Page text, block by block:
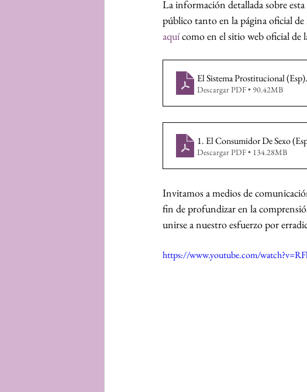
La información detallada sobre esta
público tanto en la página oficial
aquí como en el sitio web oficial de
El Sistema Prostitucional (Esp)
Descargar PDF • 90.42MB
1. El Consumidor De Sexo
Descargar PDF • 134.28MB
Invitamos a medios de
fin de profundizar en la
unirse a nuestro esfuerzo por
https://www.youtube.com/